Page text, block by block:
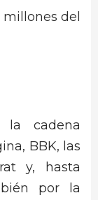
del
la cadena
BBK, las
y, hasta
por la